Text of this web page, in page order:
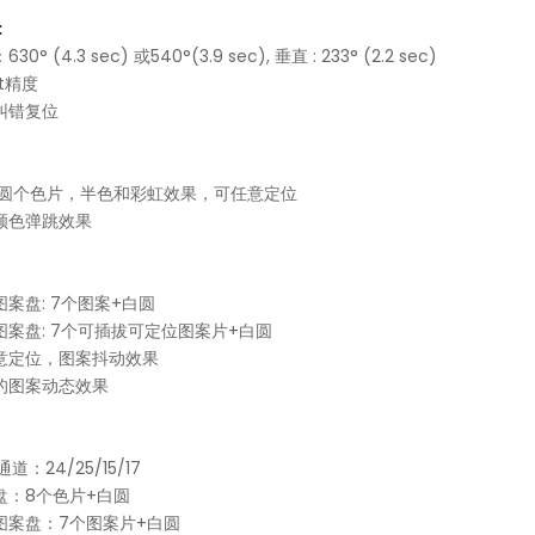
630° (4.3 sec) 或540°(3.9 sec), 垂直 : 233° (2.2 sec)
度
错复位
个色片，半色和彩虹效果，可任意定位
色弹跳效果
案盘: 7个图案+白圆
案盘: 7个可插拔可定位图案片+白圆
定位，图案抖动效果
图案动态效果
道：24/25/15/17
：8个色片+白圆
案盘：7个图案片+白圆